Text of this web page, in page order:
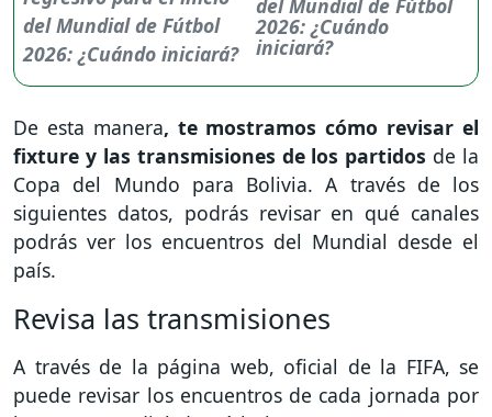
2026: ¿Cuándo
iniciará?
De esta manera, te mostramos cómo revisar el
fixture y las transmisiones de los partidos de la
Copa del Mundo para Bolivia. A través de los
siguientes datos, podrás revisar en qué canales
podrás ver los encuentros del Mundial desde el
país.
Revisa las transmisiones
A través de la página web, oficial de la FIFA, se
puede revisar los encuentros de cada jornada por